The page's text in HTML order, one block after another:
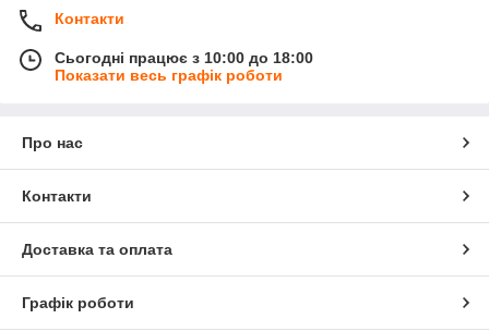
Контакти
Сьогодні працює з 10:00 до 18:00
Показати весь графік роботи
Про нас
Контакти
Доставка та оплата
Графік роботи